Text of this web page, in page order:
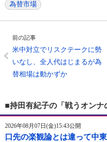
為替市場
前の記事
米中対立でリスクテークに勢
いなし、全人代はじまるが為
替相場は動かずか
■持田有紀子の「戦うオン
2026年08月07日(金)15:43公開
口先の楽観論とは違って中